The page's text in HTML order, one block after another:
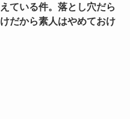
えている件。落とし穴だら
けだから素人はやめておけ